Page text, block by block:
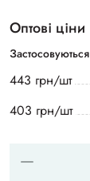
Оптові ціни
443 грн/шт
403 грн/шт